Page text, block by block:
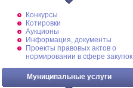
Конкурсы
Котировки
Аукционы
Информация, документы
Проекты правовых актов о
нормировании в сфере закупок
Муниципальные услуги